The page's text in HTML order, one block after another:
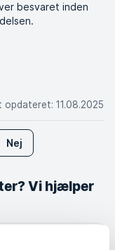
besvaret inden
opdateret: 11.08.2025
Nej
Vi hjælper